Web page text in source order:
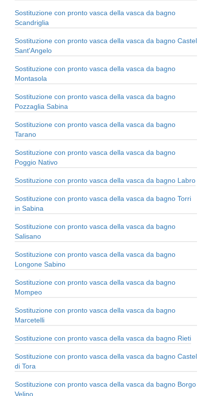
Sostituzione con pronto vasca della vasca da bagno
Scandriglia
Sostituzione con pronto vasca della vasca da bagno Castel
Sant'Angelo
Sostituzione con pronto vasca della vasca da bagno
Montasola
Sostituzione con pronto vasca della vasca da bagno
Pozzaglia Sabina
Sostituzione con pronto vasca della vasca da bagno
Tarano
Sostituzione con pronto vasca della vasca da bagno
Poggio Nativo
Sostituzione con pronto vasca della vasca da bagno Labro
Sostituzione con pronto vasca della vasca da bagno Torri
in Sabina
Sostituzione con pronto vasca della vasca da bagno
Salisano
Sostituzione con pronto vasca della vasca da bagno
Longone Sabino
Sostituzione con pronto vasca della vasca da bagno
Mompeo
Sostituzione con pronto vasca della vasca da bagno
Marcetelli
Sostituzione con pronto vasca della vasca da bagno Rieti
Sostituzione con pronto vasca della vasca da bagno Castel
di Tora
Sostituzione con pronto vasca della vasca da bagno Borgo
Velino